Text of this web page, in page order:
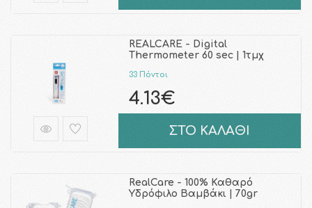
REALCARE - Digital
Thermometer 60 sec | 1τμχ
33 Πόντοι
4.13€
ΣΤΟ ΚΑΛΑΘΙ
RealCare - 100% Καθαρό
Υδρόφιλο Βαμβάκι | 70gr